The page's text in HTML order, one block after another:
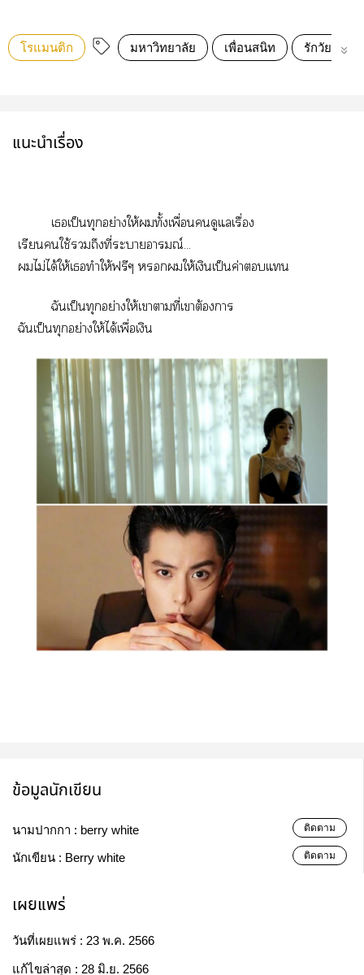
โรแมนติก มหาวิทยาลัย เพื่อนสนิท รักวัยรุ่น
แนะนำเรื่อง
เเป็นทุกอย่างให้ทั้งเพื่อนดูแลเรื่อง
เรียนใช้ถึงที่ะาอารมณ์...
ไม่ได้ให้เทำให้ฟรีๆ ให้เงินเป็นค่าแ
ฉันเป็นทุกอย่างให้เาตามที่เาต้องา
ฉันเป็นทุกอย่างให้ได้เพื่อเงิน
ข้อมูลนักเขียน
นามปากกา : berry white ติดตาม
นักเขียน : Berry white ติดตาม
เผยแพร่
วันที่เผยแพร่ : 23 พ.ค. 2566
แก้ไขล่าสุด : 28 มิ.ย. 2566